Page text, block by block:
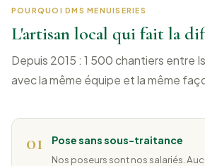
POURQUOI DMS MENUISERIES
L'artisan local qui fait la
Depuis 2015 : 1 500 chantiers entre
avec la même équipe et la même
01
Pose sans sous-traitance
Nos poseurs sont nos salariés.